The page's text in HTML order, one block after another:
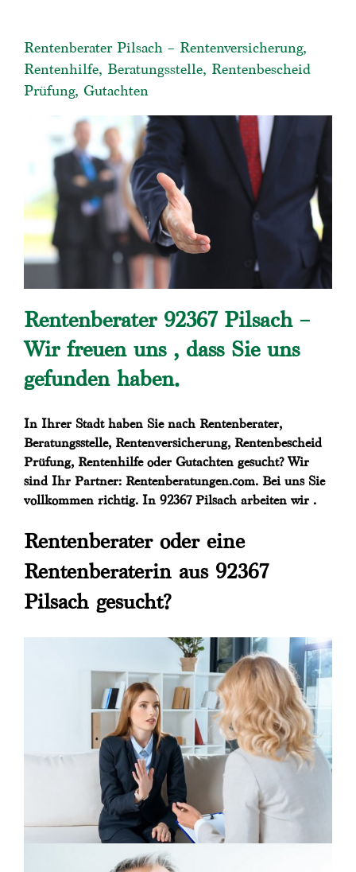
Rentenberater Pilsach – Rentenversicherung,
Rentenhilfe, Beratungsstelle, Rentenbescheid
Prüfung, Gutachten
Rentenberater 92367 Pilsach –
Wir freuen uns , dass Sie uns
gefunden haben.
In Ihrer Stadt haben Sie nach Rentenberater,
Beratungsstelle, Rentenversicherung, Rentenbescheid
Prüfung, Rentenhilfe oder Gutachten gesucht? Wir
sind Ihr Partner: Rentenberatungen.com. Bei uns Sie
vollkommen richtig. In 92367 Pilsach arbeiten wir .
Rentenberater oder eine
Rentenberaterin aus 92367
Pilsach gesucht?